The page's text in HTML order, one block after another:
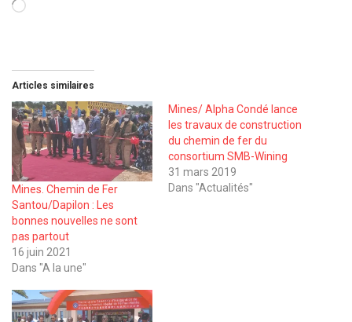
Chargement…
Articles similaires
Mines. Chemin de Fer
Santou/Dapilon : Les
bonnes nouvelles ne sont
pas partout
16 juin 2021
Dans "A la une"
Mines/ Alpha Condé lance
les travaux de construction
du chemin de fer du
consortium SMB-Wining
31 mars 2019
Dans "Actualités"